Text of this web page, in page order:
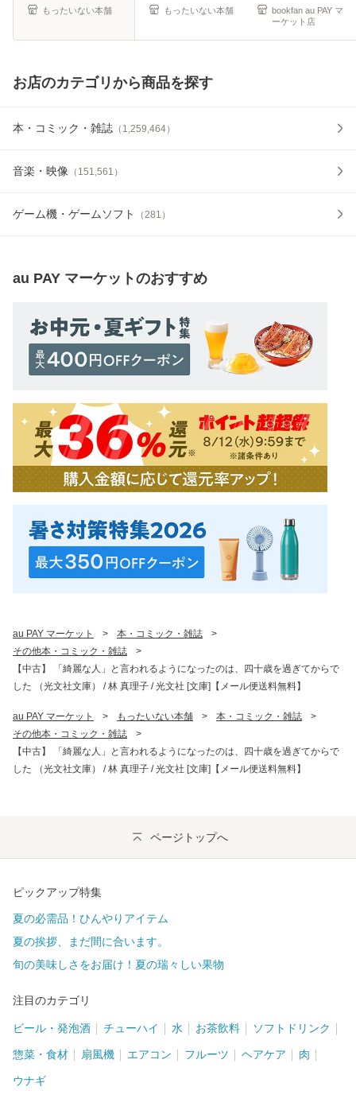
ール便送
もったいない本舗 もったいない本舗
bookfan au PAY マ
ーケット店
お店のカテゴリから商品を探す
本・コミック・雑誌 （ 1,259,464）
音楽・映像 （ 151,561 ）
ゲーム機・ゲームソフト （281 ）
au PAY マーケットのおすすめ
au PAY マーケット > 本・コミック・雑誌
>
その他本・コミック・雑誌
>
【中古】 「綺麗な人」と言われるようになったのは、四十歳を過ぎてからで
した （光文社文庫） / 林 真理子 / 光文社 [文庫]【メール便送料無料】
au PAY マーケット > もったいない本舗 > 本・コミック・雑誌
>
その他本・コミック・雑誌
>
【中古】 「綺麗な人」と言われるようになったのは、四十歳を過ぎてからで
した （光文社文庫） / 林 真理子 / 光文社 [文庫]【メール便送料無料】
ページトップへ
ピックアップ特集
夏の必需品！ひんやりアイテム
夏の挨拶、まだ間に合います。
旬の美味しさをお届け！夏の瑞々しい果物
注目のカテゴリ
ビール・発泡酒 チューハイ 水 お茶飲料 ソフトドリンク
惣菜・食材 扇風機 エアコン フルーツ ヘアケア 肉
ウナギ